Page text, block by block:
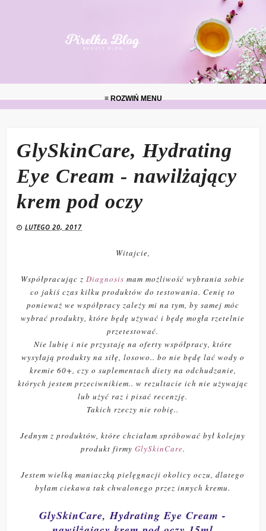
≡ ROZWIŃ MENU
GlySkinCare, Hydrating
Eye Cream - nawilżający
krem pod oczy
LUTEGO 20, 2017
Witajcie,
Współpracując zDiagnosis mam możliwość wybrania sobie
co jakiś czas kilku produktów do testowania. Cenię to
ponieważ we współpracy zależy mi na tym, by samej móc
wybrać produkty, które będę używać i będę mogła rzetelnie
przetestować.
Nie lubię i nie przystaję na oferty współpracy, które
wysyłają produkty na siłę, losowo.. bo nie będę lać wody o
kremie 60+, czy o suplementach diety na odchudzanie,
których jestem przeciwnikiem.. w rezultacie ich nie używając
lub użyć raz i pisać recenzję.
Takich rzeczy nie robię..
Jednym z produktów, które chciałam spróbować był kolejny
produkt firmy GlySkinCare.
Jestem wielką maniaczką pielęgnacji okolicy oczu, dlatego
byłam ciekawa tak chwalonego przez innych kremu.
GlySkinCare, Hydrating Eye Cream -